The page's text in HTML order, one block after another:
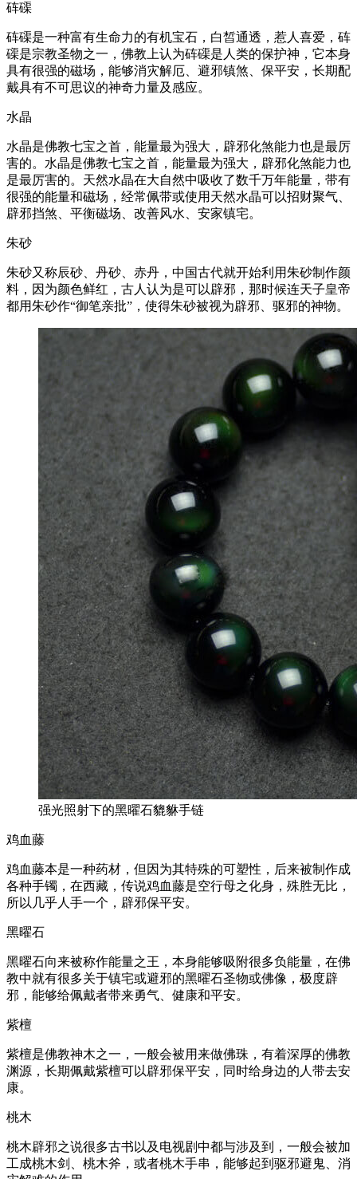
砗磲
砗磲是一种富有生命力的有机宝石，白皙通透，惹人喜爱，砗
磲是宗教圣物之一，佛教上认为砗磲是人类的保护神，它本身
具有很强的磁场，能够消灾解厄、避邪镇煞、保平安，长期配
戴具有不可思议的神奇力量及感应。
水晶
水晶是佛教七宝之首，能量最为强大，辟邪化煞能力也是最厉
害的。水晶是佛教七宝之首，能量最为强大，辟邪化煞能力也
是最厉害的。天然水晶在大自然中吸收了数千万年能量，带有
很强的能量和磁场，经常佩带或使用天然水晶可以招财聚气、
辟邪挡煞、平衡磁场、改善风水、安家镇宅。
朱砂
朱砂又称辰砂、丹砂、赤丹，中国古代就开始利用朱砂制作颜
料，因为颜色鲜红，古人认为是可以辟邪，那时候连天子皇帝
都用朱砂作“御笔亲批”，使得朱砂被视为辟邪、驱邪的神物。
强光照射下的黑曜石貔貅手链
鸡血藤
鸡血藤本是一种药材，但因为其特殊的可塑性，后来被制作成
各种手镯，在西藏，传说鸡血藤是空行母之化身，殊胜无比，
所以几乎人手一个，辟邪保平安。
黑曜石
黑曜石向来被称作能量之王，本身能够吸附很多负能量，在佛
教中就有很多关于镇宅或避邪的黑曜石圣物或佛像，极度辟
邪，能够给佩戴者带来勇气、健康和平安。
紫檀
紫檀是佛教神木之一，一般会被用来做佛珠，有着深厚的佛教
渊源，长期佩戴紫檀可以辟邪保平安，同时给身边的人带去安
康。
桃木
桃木辟邪之说很多古书以及电视剧中都与涉及到，一般会被加
工成桃木剑、桃木斧，或者桃木手串，能够起到驱邪避鬼、消